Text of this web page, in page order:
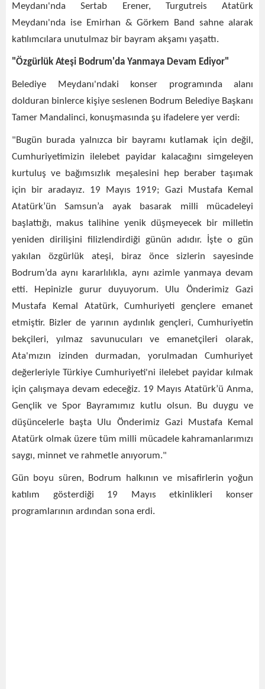
Meydanı'nda Sertab Erener, Turgutreis Atatürk
Meydanı'nda ise Emirhan & Görkem Band sahne alarak
katılımcılara unutulmaz bir bayram akşamı yaşattı.
"Özgürlük Ateşi Bodrum'da Yanmaya Devam Ediyor"
Belediye Meydanı'ndaki konser programında alanı
dolduran binlerce kişiye seslenen Bodrum Belediye Başkanı
Tamer Mandalinci, konuşmasında şu ifadelere yer verdi:
"Bugün burada yalnızca bir bayramı kutlamak için değil,
Cumhuriyetimizin ilelebet payidar kalacağını simgeleyen
kurtuluş ve bağımsızlık meşalesini hep beraber taşımak
için bir aradayız. 19 Mayıs 1919; Gazi Mustafa Kemal
Atatürk’ün Samsun’a ayak basarak milli mücadeleyi
başlattığı, makus talihine yenik düşmeyecek bir milletin
yeniden dirilişini filizlendirdiği günün adıdır. İşte o gün
yakılan özgürlük ateşi, biraz önce sizlerin sayesinde
Bodrum’da aynı kararlılıkla, aynı azimle yanmaya devam
etti. Hepinizle gurur duyuyorum. Ulu Önderimiz Gazi
Mustafa Kemal Atatürk, Cumhuriyeti gençlere emanet
etmiştir. Bizler de yarının aydınlık gençleri, Cumhuriyetin
bekçileri, yılmaz savunucuları ve emanetçileri olarak,
Ata'mızın izinden durmadan, yorulmadan Cumhuriyet
değerleriyle Türkiye Cumhuriyeti'ni ilelebet payidar kılmak
için çalışmaya devam edeceğiz. 19 Mayıs Atatürk’ü Anma,
Gençlik ve Spor Bayramımız kutlu olsun. Bu duygu ve
düşüncelerle başta Ulu Önderimiz Gazi Mustafa Kemal
Atatürk olmak üzere tüm milli mücadele kahramanlarımızı
saygı, minnet ve rahmetle anıyorum."
Gün boyu süren, Bodrum halkının ve misafirlerin yoğun
katılım gösterdiği 19 Mayıs etkinlikleri konser
programlarının ardından sona erdi.